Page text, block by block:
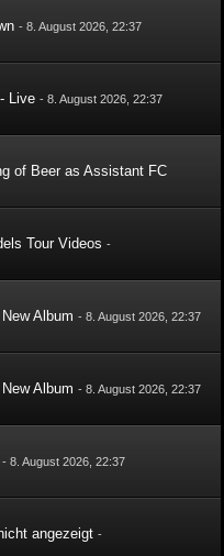
-8. August 2026, 22:37
Live -8. August 2026, 22:37
of Beer as Assistant FC
Tour Videos -
Album -8. August 2026, 22:37
Album -8. August 2026, 22:37
-8. August 2026, 22:37
angezeigt -